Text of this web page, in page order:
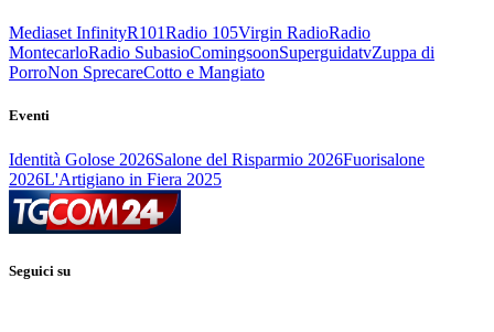
Mediaset InfinityR101Radio 105Virgin RadioRadio
MontecarloRadio SubasioComingsoonSuperguidatvZuppa di
PorroNon SprecareCotto e Mangiato
Eventi
Identità Golose 2026Salone del Risparmio 2026Fuorisalone
2026L'Artigiano in Fiera 2025
Seguici su